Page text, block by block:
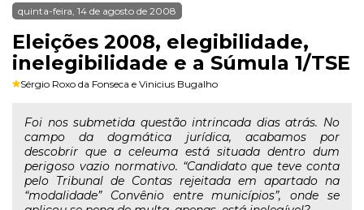
quinta-feira, 14 de agosto de 2008
Eleições 2008, elegibilidade,
inelegibilidade e a Súmula 1/TSE
Sérgio Roxo da Fonseca e Vinicius Bugalho
Foi nos submetida questão intrincada dias atrás. No
campo da dogmática jurídica, acabamos por
descobrir que a celeuma está situada dentro dum
perigoso vazio normativo. “Candidato que teve conta
pelo Tribunal de Contas rejeitada em apartado na
“modalidade” Convênio entre municípios”, onde se